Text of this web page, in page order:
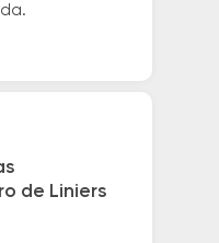
de Liniers